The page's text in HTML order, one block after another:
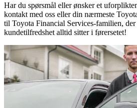
Har du spørsmål eller ønsker et
kontakt med oss eller din nærmeste
til Toyota Financial Services-familien,
kundetilfredshet alltid sitter i førersetet!